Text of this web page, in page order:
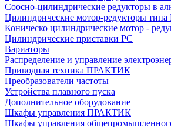
Соосно-цилиндрические редукторы в
Цилиндрические мотор-редукторы типа
Коническо цилиндрические мотор -
Цилиндрические приставки PC
Вариаторы
Распределение и управление
Приводная техника ПРАКТИК
Преобразователи частоты
Устройства плавного пуска
Дополнительное оборудование
Шкафы управления ПРАКТИК
Шкафы управления